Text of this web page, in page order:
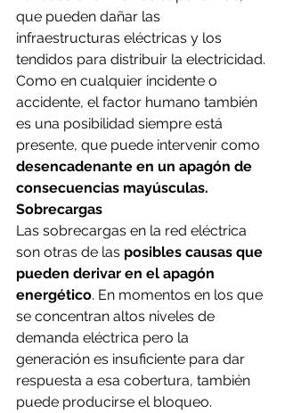
que pueden dañar las
infraestructuras eléctricas y los
tendidos para distribuir la electricidad.
Como en cualquier incidente o
accidente, el factor humano también
es una posibilidad siempre está
presente, que puede intervenir como
desencadenante en un apagón de
consecuencias mayúsculas.
Sobrecargas
Las sobrecargas en la red eléctrica
son otras de las posibles causas que
pueden derivar en el apagón
energético. En momentos en los que
se concentran altos niveles de
demanda eléctrica pero la
generación es insuficiente para dar
respuesta a esa cobertura, también
puede producirse el bloqueo.